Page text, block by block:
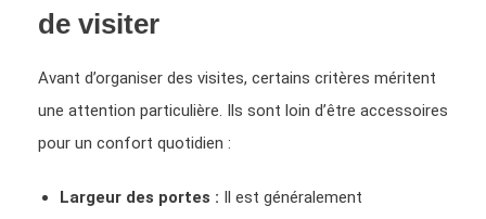
de visiter
Avant d’organiser des visites, certains critères méritent
une attention particulière. Ils sont loin d’être accessoires
pour un confort quotidien :
Largeur des portes : Il est généralement